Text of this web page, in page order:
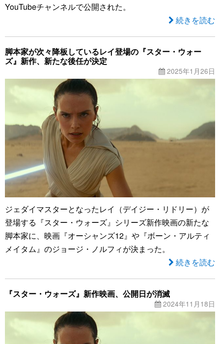
YouTubeチャンネルで公開された。
続きを読む
脚本家が次々降板しているレイ登場の『スター・ウォー
ズ』新作、新たな後任が決定
2025年1月26日
ジェダイマスターとなったレイ（デイジー・リドリー）が
登場する『スター・ウォーズ』シリーズ新作映画の新たな
脚本家に、映画『オーシャンズ12』や『ボーン・アルティ
メイタム』のジョージ・ノルフィが決まった。
続きを読む
『スター・ウォーズ』新作映画、公開日が消滅
2024年11月18日